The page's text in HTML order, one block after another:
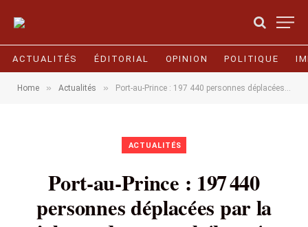
ACTUALITÉS ÉDITORIAL OPINION POLITIQUE
Home » Actualités » Port‑au‑Prince : 197 440 personnes déplacées par la violence des gangs hébergées dans 95 sites
ACTUALITÉS
Port‑au‑Prince : 197 440
personnes déplacées par la